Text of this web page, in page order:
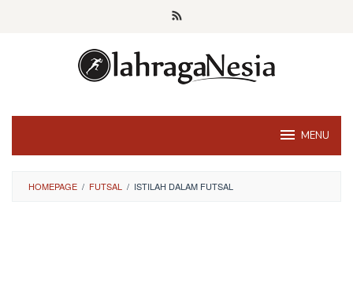
MENU
HOMEPAGE / FUTSAL / ISTILAH DALAM FUTSAL